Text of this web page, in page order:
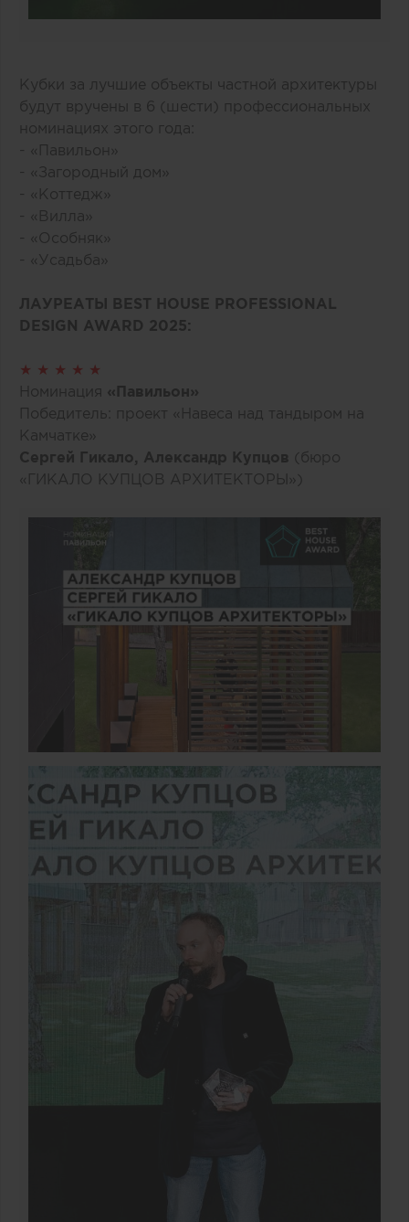
Кубки за лучшие объекты частной архитектуры
будут вручены в 6 (шести) профессиональных
номинациях этого года:
- «Павильон»
- «Загородный дом»
- «Коттедж»
- «Вилла»
- «Особняк»
- «Усадьба»
ЛАУРЕАТЫ BEST HOUSE PROFESSIONAL
DESIGN AWARD 2025:
★ ★ ★ ★ ★
Номинация «Павильон»
Победитель: проект «Навеса над тандыром на
Камчатке»
Сергей Гикало, Александр Купцов (бюро
«ГИКАЛО КУПЦОВ АРХИТЕКТОРЫ»)